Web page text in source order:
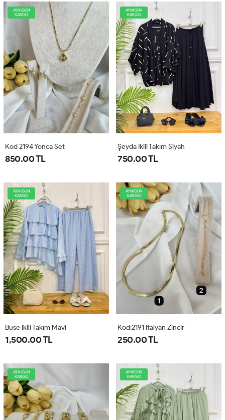
AYNIGÜN
KARGO
Kod 2194 Yonca Set
850.00 TL
AYNIGÜN
KARGO
Şeyda Ikili Takım Siyah
750.00 TL
AYNIGÜN
KARGO
Buse Ikili Takım Mavi
1,500.00 TL
AYNIGÜN
KARGO
Kod:2191 İtalyan Zincir
250.00 TL
AYNIGÜN
KARGO
AYNIGÜN
KARGO